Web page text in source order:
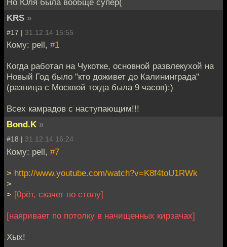
Но Юля была вообще супер(
KRS »
#17 | 31.12.14 15:55
Кому: pell, #1
Когда работал на Чукотке, основной развлекухой на
Новый Год было "кто доживет до Калининграда"
(разница с Москвой тогда была 9 часов):)
Всех камрадов с наступающим!!!
Bond.K »
#18 | 31.12.14 16:24
Кому: pell, #7
> http://www.youtube.com/watch?v=K8f4toU1RWk
>
> [0рёт, скачет по столу]
[наяривает по потолку в начищенных кирзачах]
Хых!